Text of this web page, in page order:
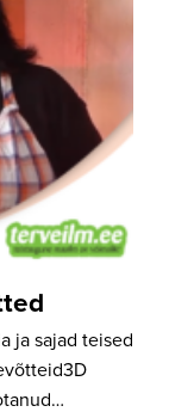
ja sajad teised